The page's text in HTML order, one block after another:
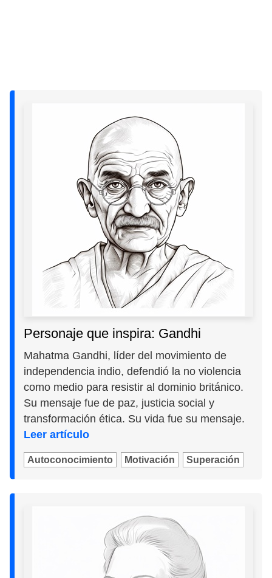
Personaje que inspira: Gandhi
Mahatma Gandhi, líder del movimiento de
independencia indio, defendió la no violencia
como medio para resistir al dominio británico.
Su mensaje fue de paz, justicia social y
transformación ética. Su vida fue su mensaje.
Leer artículo
Autoconocimiento Motivación Superación